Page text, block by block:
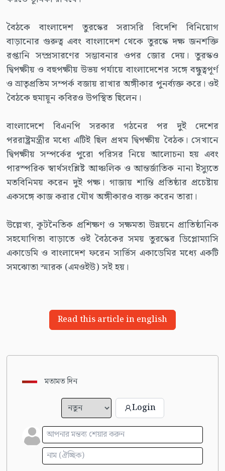
বৈঠকে বাংলাদেশ তুরস্কের সরাসরি বিদেশি বিনিয়োগ
বাড়ানোর গুরুত্ব এবং বাংলাদেশ থেকে তুরস্কে দক্ষ জনশক্তি
রপ্তানি সম্প্রসারণের সম্ভাবনার ওপর জোর দেয়। তুরস্কও
দ্বিপক্ষীয় ও বহুপক্ষীয় উভয় পর্যায়ে বাংলাদেশের সঙ্গে বন্ধুত্বপূর্ণ
ও ভ্রাতৃপ্রতিম সম্পর্ক বজায় রাখার অঙ্গীকার পুনর্ব্যক্ত করে। ওই
বৈঠকে হুমায়ূন কবিরও উপস্থিত ছিলেন।
বাংলাদেশে বিএনপি সরকার গঠনের পর দুই দেশের
পররাষ্ট্রমন্ত্রীর মধ্যে এটিই ছিল প্রথম দ্বিপক্ষীয় বৈঠক। সেখানে
দ্বিপক্ষীয় সম্পর্কের পুরো পরিসর নিয়ে আলোচনা হয় এবং
পারস্পরিক স্বার্থসংশ্লিষ্ট আঞ্চলিক ও আন্তর্জাতিক নানা ইস্যুতে
মতবিনিময় করেন দুই পক্ষ। গাজায় শান্তি প্রতিষ্ঠার প্রচেষ্টায়
একসঙ্গে কাজ করার যৌথ অঙ্গীকারও ব্যক্ত করেন তারা।
উল্লেখ্য, কূটনৈতিক প্রশিক্ষণ ও সক্ষমতা উন্নয়নে প্রাতিষ্ঠানিক
সহযোগিতা বাড়াতে ওই বৈঠকের সময় তুরস্কের ডিপ্লোম্যাসি
একাডেমি ও বাংলাদেশ ফরেন সার্ভিস একাডেমির মধ্যে একটি
সমঝোতা স্মারক (এমওইউ) সই হয়।
Read this article in english
মতামত দিন
Login